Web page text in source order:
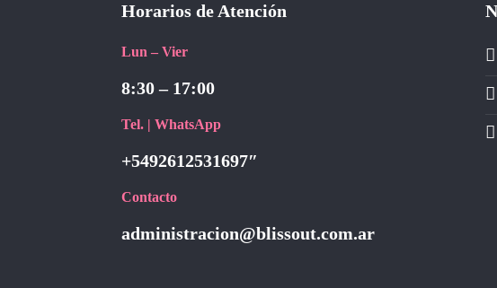
Horarios de Atención
Lun – Vier
8:30 – 17:00
Tel. | WhatsApp
+5492612531697″
Contacto
administracion@blissout.com.ar